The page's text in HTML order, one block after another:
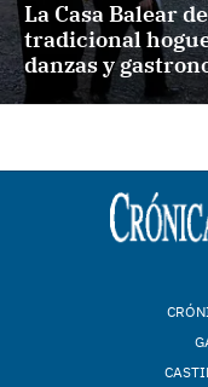
La Casa Balear
tradicional
danzas y